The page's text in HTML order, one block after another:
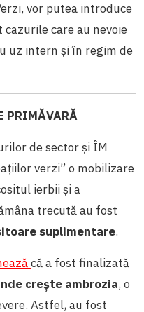
vor putea introduce
care au nevoie
uz intern și în regim de
PRIMĂVARĂ
de sector și ÎM
verzi” o mobilizare
ierbii și a
trecută au fost
suplimentare.
că a fost finalizată
crește ambrozia, o
Astfel, au fost